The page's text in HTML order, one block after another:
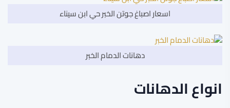
اسعار اصباغ جوتن الخبر حي ابن سيناء
دهانات الدمام الخبر
انواع الدهانات